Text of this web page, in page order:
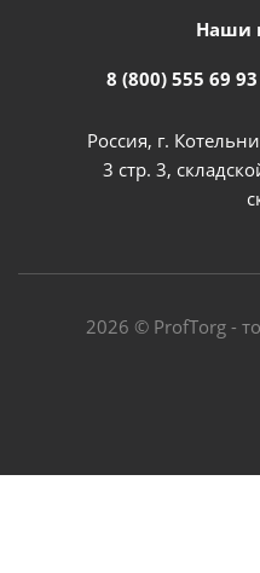
Наши
8 (800) 555 69 93
Россия, г.
3 стр. 3,
2026 © ProfTorg -